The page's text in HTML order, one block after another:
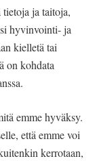
ja taitoja,
hyvinvointi- ja
kielletä tai
on kohdata
emme hyväksy.
että emme voi
kerrotaan,